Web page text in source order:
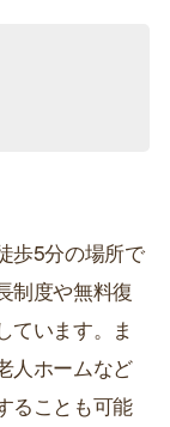
歩5分の場所で
制度や無料復
ています。ま
人ホームなど
ることも可能